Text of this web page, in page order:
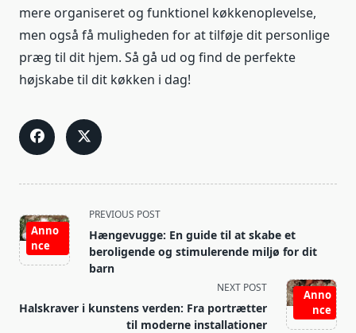
mere organiseret og funktionel køkkenoplevelse,
men også få muligheden for at tilføje dit personlige
præg til dit hjem. Så gå ud og find de perfekte
højskabe til dit køkken i dag!
<span
class="nav-
subtitle
screen-
text">Page</span>
Anno
nce
PREVIOUS POST
Hængevugge: En guide til at skabe et
beroligende og stimulerende miljø for dit
barn
Anno
nce
NEXT POST
Halskraver i kunstens verden: Fra portrætter
til moderne installationer